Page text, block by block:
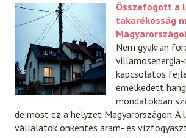
Összefogott a
takarékosság
Nem gyakran
kapcsolatos
emelkedett
mondatokban
de most ez a helyzet Magyarországon. A
vállalatok önkéntes áram- és